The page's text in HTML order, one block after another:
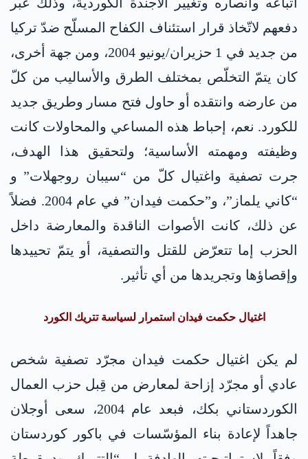
دفعهم لاتّخاذ قرار استئناف الكفاح المسلّح ضدّ تركيا
من جديد في 1 حزيران/يونيو 2004، ومن جهة أخرى،
كان يتمّ التخلّص بمختلف الطرق والأساليب من كلّ
من عارضه وانتقده أو حاول فتح مسار وطريق جديد
للكورد. نعم، إحباط هذه المساعي والمحاولات كانت
وظيفته ومهمته الأساسية؛ ولتحقيق هذا الهدف،
جرت تصفية واغتيال كلّ من “سيبان روجهلات” و
“كاني يلماز”، و”حكمت فيدان” في عام 2004. فضلاً
عن ذلك، كانت الأصوات الناقدة والمعارضة داخل
الحزب إما تتعرّض للقتل والتصفية، أو يتمّ تحييدها
وإقصاؤها وتجريدها من أي تأثير.
اغتيال حكمت فيدان استمرار لسياسة تتريك الكورد
لم يكن اغتيال حكمت فيدان مجرّد تصفية شخص
عادي أو مجرّد إزاحة لمعارض من قِبل حزب العمال
الكوردستاني بكك، فبعد عام 2004، سعى أوجلان
جاهداً لإعادة بناء المؤسّسات في باكور كوردستان